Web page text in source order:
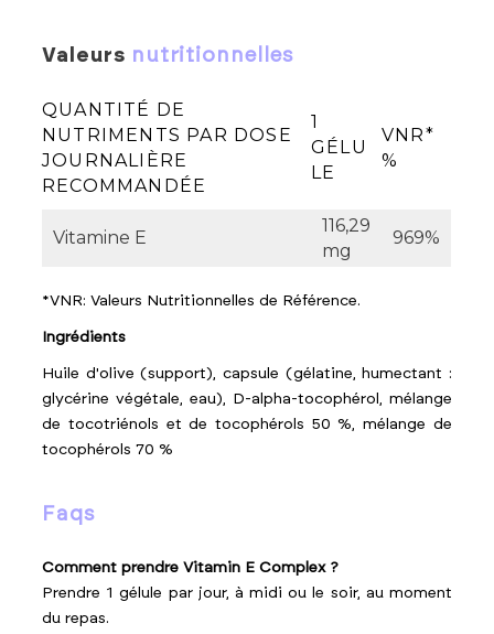
valeurs nutritionnelles
QUANTITÉ DE
NUTRIMENTS PAR DOSE
JOURNALIÈRE
RECOMMANDÉE
1
GÉLU
LE
VNR*
%
Vitamine E
116,29
mg
969%
*VNR: Valeurs Nutritionnelles de Référence.
Ingrédients
Huile d'olive (support), capsule (gélatine, humectant :
glycérine végétale, eau), D-alpha-tocophérol, mélange
de tocotriénols et de tocophérols 50 %, mélange de
tocophérols 70 %
faqs
Comment prendre Vitamin E Complex ?
Prendre 1 gélule par jour, à midi ou le soir, au moment
du repas.